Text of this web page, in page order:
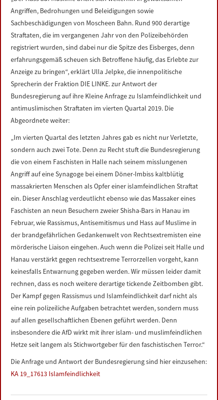
LINKS
DATENSCHUTZERKLÄRUNG
IMPRESSUM
Angriffen, Bedrohungen und Beleidigungen sowie
Sachbeschädigungen von Moscheen Bahn. Rund 900 derartige
Straftaten, die im vergangenen Jahr von den Polizeibehörden
registriert wurden, sind dabei nur die Spitze des Eisberges, denn
erfahrungsgemäß scheuen sich Betroffene häufig, das Erlebte zur
Anzeige zu bringen“, erklärt Ulla Jelpke, die innenpolitische
Sprecherin der Fraktion DIE LINKE. zur Antwort der
Bundesregierung auf ihre Kleine Anfrage zu Islamfeindlichkeit und
antimuslimischen Straftaten im vierten Quartal 2019. Die
Abgeordnete weiter:
„Im vierten Quartal des letzten Jahres gab es nicht nur Verletzte,
sondern auch zwei Tote. Denn zu Recht stuft die Bundesregierung
die von einem Faschisten in Halle nach seinem misslungenen
Angriff auf eine Synagoge bei einem Döner-Imbiss kaltblütig
massakrierten Menschen als Opfer einer islamfeindlichen Straftat
ein. Dieser Anschlag verdeutlicht ebenso wie das Massaker eines
Faschisten an neun Besuchern zweier Shisha-Bars in Hanau im
Februar, wie Rassismus, Antisemitismus und Hass auf Muslime in
der brandgefährlichen Gedankenwelt von Rechtsextremisten eine
mörderische Liaison eingehen. Auch wenn die Polizei seit Halle und
Hanau verstärkt gegen rechtsextreme Terrorzellen vorgeht, kann
keinesfalls Entwarnung gegeben werden. Wir müssen leider damit
rechnen, dass es noch weitere derartige tickende Zeitbomben gibt.
Der Kampf gegen Rassismus und Islamfeindlichkeit darf nicht als
eine rein polizeiliche Aufgaben betrachtet werden, sondern muss
auf allen gesellschaftlichen Ebenen geführt werden. Denn
insbesondere die AfD wirkt mit ihrer islam- und muslimfeindlichen
Hetze seit langem als Stichwortgeber für den faschistischen Terror.“
Die Anfrage und Antwort der Bundesregierung sind hier einzusehen:
KA 19_17613 Islamfeindlichkeit